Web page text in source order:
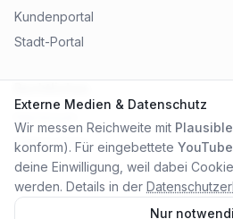
Kundenportal
Stadt-Portal
Datenschutz
AGB
Externe Medien & Datenschutz
Wir messen Reichweite mit Plausible
konform). Für eingebettete
deine Einwilligung, weil dabei
werden. Details in der
Nur